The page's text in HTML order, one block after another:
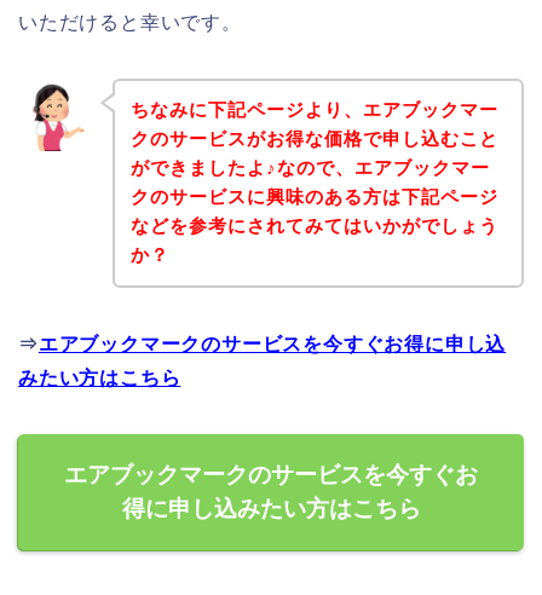
いただけると幸いです。
ちなみに下記ページより、エアブックマー
クのサービスがお得な価格で申し込むこと
ができましたよ♪なので、エアブックマー
クのサービスに興味のある方は下記ページ
などを参考にされてみてはいかがでしょう
か？
⇒エアブックマークのサービスを今すぐお得に申し込
みたい方はこちら
エアブックマークのサービスを今すぐお
得に申し込みたい方はこちら